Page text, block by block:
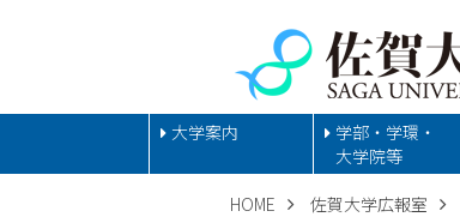
大学案内
学部・学環・
大学院等
HOME 佐賀大学広報室